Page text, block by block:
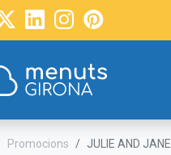
Promocions JULIE AND JANE